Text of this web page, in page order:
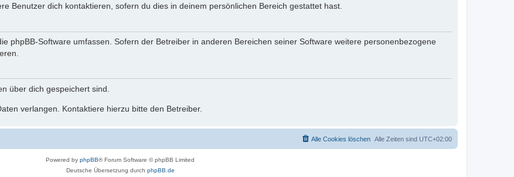
Benutzer dich kontaktieren, sofern du dies in deinem persönlichen Bereich gestattet hast.
phpBB-Software umfassen. Sofern der Betreiber in anderen Bereichen seiner Software weitere personenbezogene
über dich gespeichert sind.
verlangen. Kontaktiere hierzu bitte den Betreiber.
Alle Zeiten sind UTC+02:00
Alle Cookies löschen
Powered by phpBB® Forum Software © phpBB Limited
Deutsche Übersetzung durch phpBB.de